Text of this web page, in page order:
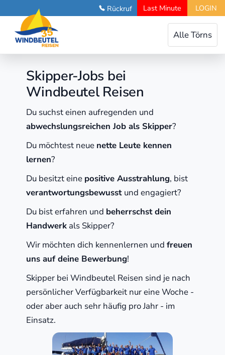
Rückruf Last Minute LOGIN
Toggle
navigation
Alle Törns
Skipper-Jobs bei
Windbeutel Reisen
Du suchst einen aufregenden und
abwechslungsreichen Job als Skipper?
Du möchtest neue nette Leute kennen
lernen?
Du besitzt eine positive Ausstrahlung, bist
verantwortungsbewusst und engagiert?
Du bist erfahren und beherrschst dein
Handwerk als Skipper?
Wir möchten dich kennenlernen undfreuen
uns auf deine Bewerbung!
Skipper bei Windbeutel Reisen sind je nach
persönlicher Verfügbarkeit nur eine Woche -
oder aber auch sehr häufig pro Jahr - im
Einsatz.